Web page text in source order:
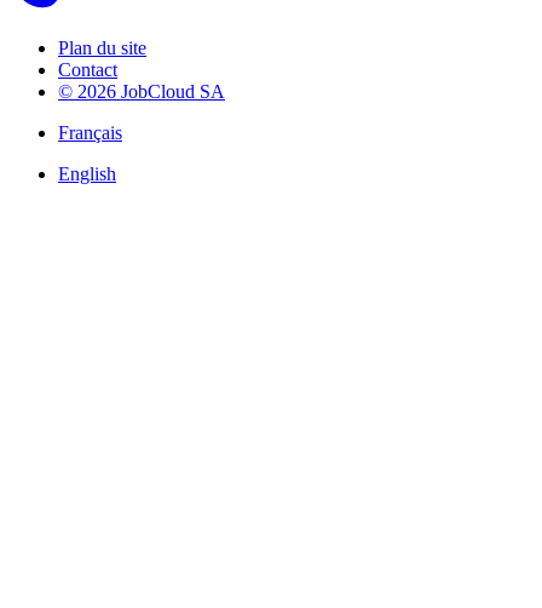
Plan du site
Contact
© 2026 JobCloud SA
Français
English